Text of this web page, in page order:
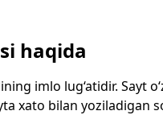
haqida
imlo lug‘atidir. Sayt
xato bilan yoziladigan